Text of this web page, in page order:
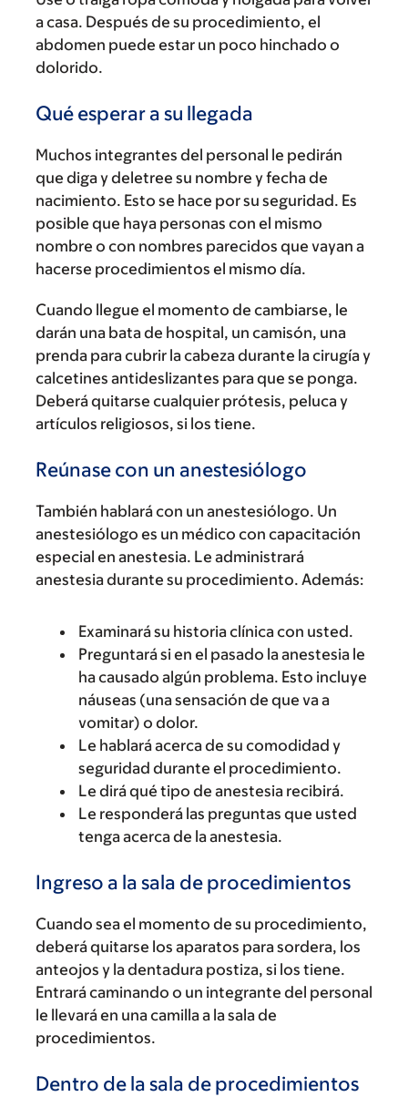
a casa. Después de su procedimiento, el
abdomen puede estar un poco hinchado o
dolorido.
Qué esperar a su llegada
Muchos integrantes del personal le pedirán
que diga y deletree su nombre y fecha de
nacimiento. Esto se hace por su seguridad. Es
posible que haya personas con el mismo
nombre o con nombres parecidos que vayan a
hacerse procedimientos el mismo día.
Cuando llegue el momento de cambiarse, le
darán una bata de hospital, un camisón, una
prenda para cubrir la cabeza durante la cirugía y
calcetines antideslizantes para que se ponga.
Deberá quitarse cualquier prótesis, peluca y
artículos religiosos, si los tiene.
Reúnase con un anestesiólogo
También hablará con un anestesiólogo. Un
anestesiólogo es un médico con capacitación
especial en anestesia. Le administrará
anestesia durante su procedimiento. Además:
Examinará su historia clínica con usted.
Preguntará si en el pasado la anestesia le
ha causado algún problema. Esto incluye
náuseas (una sensación de que va a
vomitar) o dolor.
Le hablará acerca de su comodidad y
seguridad durante el procedimiento.
Le dirá qué tipo de anestesia recibirá.
Le responderá las preguntas que usted
tenga acerca de la anestesia.
Ingreso a la sala de procedimientos
Cuando sea el momento de su procedimiento,
deberá quitarse los aparatos para sordera, los
anteojos y la dentadura postiza, si los tiene.
Entrará caminando o un integrante del personal
le llevará en una camilla a la sala de
procedimientos.
Dentro de la sala de procedimientos